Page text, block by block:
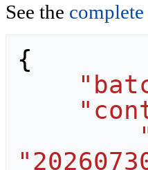
See the
{